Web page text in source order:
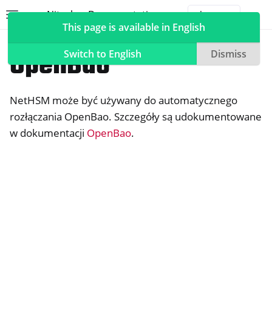
Nitrokey Documentation
navigation of Nitrokeyys
navigation of NitroPad, NitroPC
OpenBao
NetHSM może być używany do automatycznego
rozłączania OpenBao. Szczegóły są udokumentowane
w dokumentacji OpenBao.
This page is available in English
Switch to English
Dismiss